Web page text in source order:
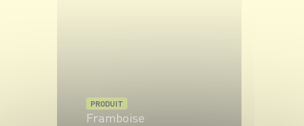
PRODUIT
Framboise